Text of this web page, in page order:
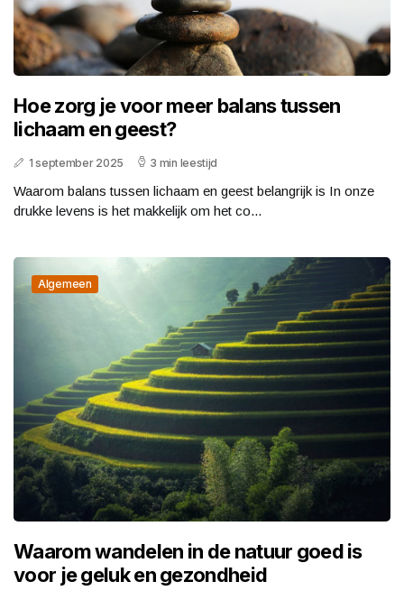
Hoe zorg je voor meer balans tussen
lichaam en geest?
1 september 2025 3 min leestijd
Waarom balans tussen lichaam en geest belangrijk is In onze
drukke levens is het makkelijk om het co...
Algemeen
Waarom wandelen in de natuur goed is
voor je geluk en gezondheid